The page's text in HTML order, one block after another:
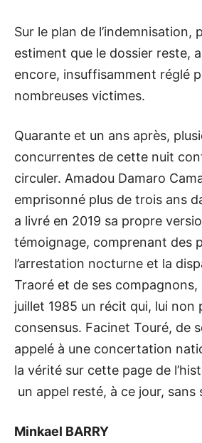
Sur le plan de l’indemnisation,
estiment que le dossier reste,
encore, insuffisamment réglé
nombreuses victimes.
Quarante et un ans après,
concurrentes de cette nuit
circuler. Amadou Damaro
emprisonné plus de trois ans
a livré en 2019 sa propre
témoignage, comprenant des
l’arrestation nocturne et la
Traoré et de ses
juillet 1985 un récit qui, lui non
consensus. Facinet Touré, de
appelé à une concertation
la vérité sur cette page de
un appel resté, à ce jour, sans
Minkael BARRY